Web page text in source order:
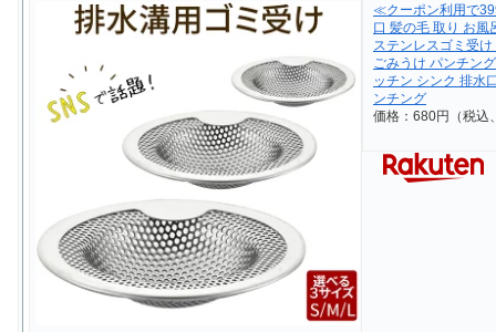
≪クーポン利用で
口 髪の毛 取り お風
ステンレスゴミ受
ごみうけ パンチン
ッチン シンク 排水
ンチング
価格：680円（税込